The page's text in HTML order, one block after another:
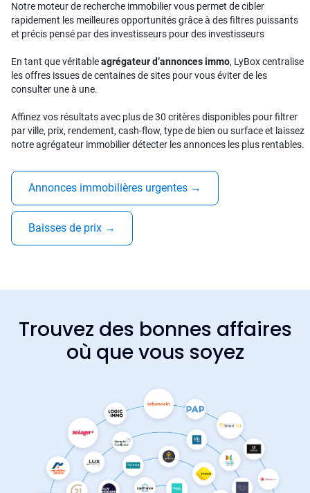
Notre moteur de recherche immobilier vous permet de cibler
rapidement les meilleures opportunités grâce à des filtres puissants
et précis pensé par des investisseurs pour des investisseurs
En tant que véritableagrégateur d’annonces immo, LyBox centralise
les offres issues de centaines de sites pour vous éviter de les
consulter une à une.
Affinez vos résultats avec plus de 30 critères disponibles pour filtrer
par ville, prix, rendement, cash-flow, type de bien ou surface et laissez
notre agrégateur immobilier détecter les annonces les plus rentables.
Annonces immobilières urgentes →
Baisses de prix →
Trouvez des bonnes affaires
où que vous soyez